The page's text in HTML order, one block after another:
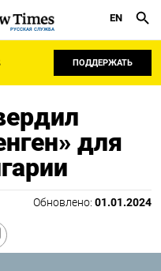
РУССКАЯ СЛУЖБА
EN
ПОДДЕРЖАТЬ
для
Обновлено: 01.01.2024